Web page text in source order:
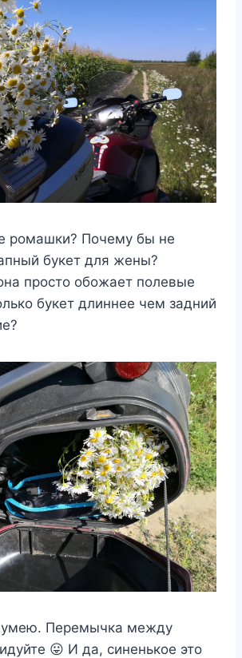
ромашки? Почему бы не
букет для жены?
просто обожает полевые
букет длиннее чем задний
умею. Перемычка между
😛 И да, синенькое это